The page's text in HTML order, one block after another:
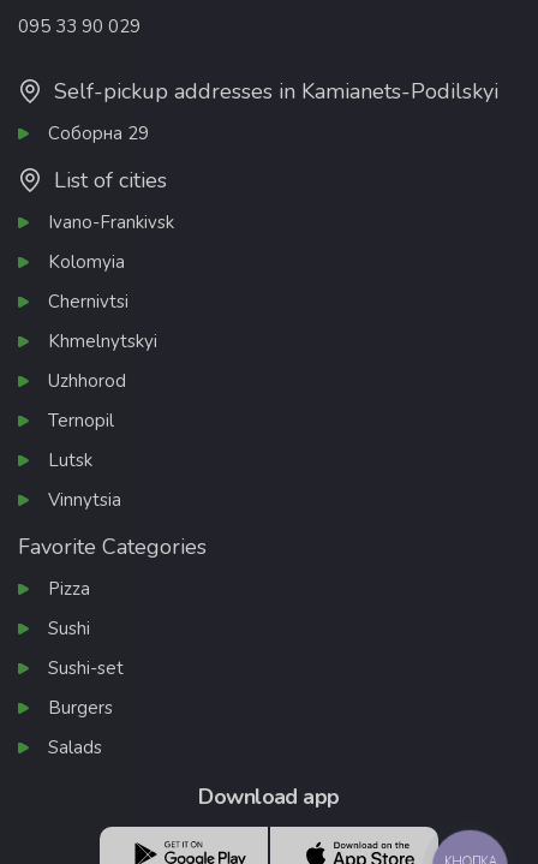
095 33 90 029
Self-pickup addresses in Kamianets-Podilskyi
Соборна 29
List of cities
Ivano-Frankivsk
Kolomyia
Chernivtsi
Khmelnytskyi
Uzhhorod
Ternopil
Lutsk
Vinnytsia
Favorite Categories
Pizza
Sushi
Sushi-set
Burgers
Salads
Download app